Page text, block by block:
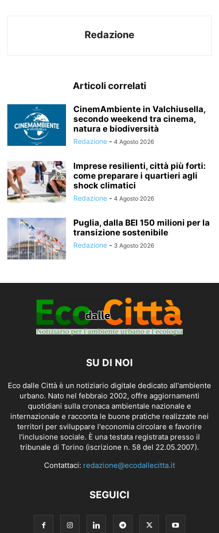
Redazione
Articoli correlati
CinemAmbiente in Valchiusella,
secondo weekend tra cinema,
natura e biodiversità
Redazione - 4 Agosto 2026
Imprese resilienti, città più forti:
come preparare i quartieri agli
shock climatici
Redazione - 4 Agosto 2026
Puglia, dalla BEI 150 milioni per la
transizione sostenibile
Redazione - 3 Agosto 2026
SU DI NOI
Eco dalle Città è un notiziario digitale dedicato all'ambiente
urbano. Nato nel febbraio 2002, offre aggiornamenti
quotidiani sulla cronaca ambientale nazionale e
internazionale e racconta le buone pratiche realizzate nei
territori per sviluppare l'economia circolare e favorire
l'inclusione sociale. È una testata registrata presso il
tribunale di Torino (iscrizione n. 58 del 22.05.2007).
Contattaci: redazione@ecodallecitta.it
SEGUICI